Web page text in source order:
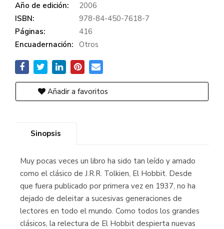
Año de edición:
2006
ISBN:
978-84-450-7618-7
Páginas:
416
Encuadernación: Otros
Añadir a favoritos
Sinopsis
Muy pocas veces un libro ha sido tan leído y amado
como el clásico de J.R.R. Tolkien, El Hobbit. Desde
que fuera publicado por primera vez en 1937, no ha
dejado de deleitar a sucesivas generaciones de
lectores en todo el mundo. Como todos los grandes
clásicos, la relectura de El Hobbit despierta nuevas